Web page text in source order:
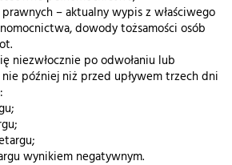
– aktualny wypis z właściwego
dowody tożsamości osób
niezwłocznie po odwołaniu lub
później niż przed upływem trzech dni
wynikiem negatywnym.